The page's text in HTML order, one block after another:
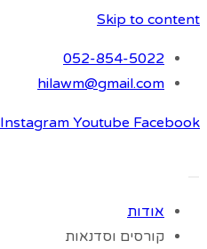
Skip to content
052-854-5022
hilawm@gmail.com
Instagram Youtube Facebook
אודות
קורסים וסדנאות